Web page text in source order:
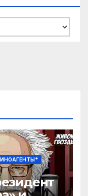
ИНОАГЕНТЫ*